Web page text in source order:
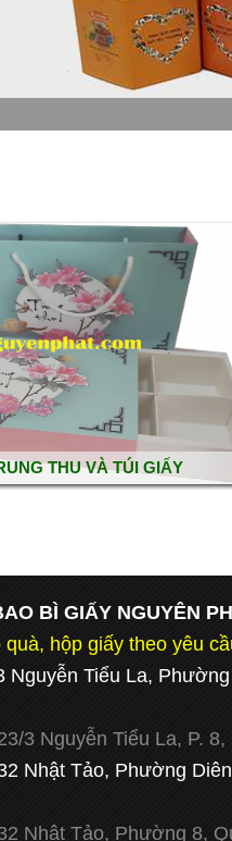
THU VÀ TÚI GIẤY
BÌ GIẤY NGUYÊN
quà, hộp giấy theo yêu
Nguyễn Tiểu La,
3 Nguyễn Tiểu La, P. 8,
Nhật Tảo, Phường
Nhật Tảo, Phường 8,